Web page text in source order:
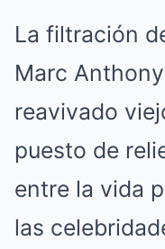
La filtración
Marc
reavivado
puesto de
entre la vida
las